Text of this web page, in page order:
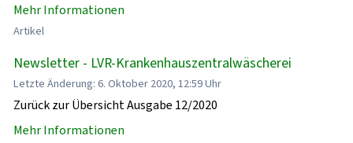
Mehr Informationen
Artikel
Newsletter - LVR-Krankenhauszentralwäscherei
Letzte Änderung: 6. Oktober 2020, 12:59 Uhr
Zurück zur Übersicht Ausgabe 12/2020
Mehr Informationen